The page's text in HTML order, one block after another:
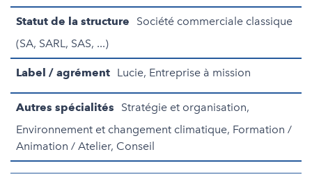
Statut de la structure
Société commerciale classique
(SA, SARL, SAS, ...)
Label / agrément Lucie, Entreprise à mission
Autres spécialités
Stratégie et organisation,
Environnement et changement climatique, Formation /
Animation / Atelier, Conseil